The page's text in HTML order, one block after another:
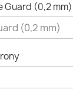
Guard (0,2 mm)